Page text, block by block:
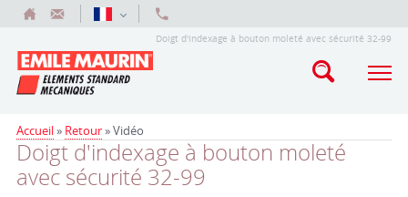
Doigt d'indexage à bouton moleté avec sécurité 32-99
Accueil» Retour»Vidéo
Doigt d'indexage à bouton moleté
avec sécurité 32-99